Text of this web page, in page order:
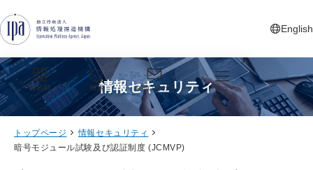
English
新しいタ
目的別 検索 お問い合わせ メニュー
情報セキュリティ
トップページ
情報セキュリティ
暗号モジュール試験及び認証制度 (JCMVP)